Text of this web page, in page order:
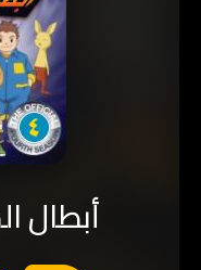
أبطال